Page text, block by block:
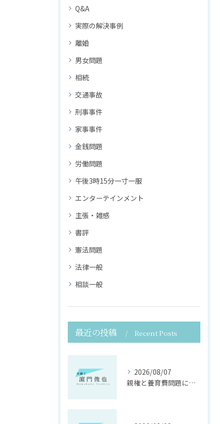
Q&A
実際の解決事例
離婚
男女問題
相続
交通事故
刑事事件
家事事件
金銭問題
労働問題
午後3時15分一寸一服
エンターテインメント
主張・雑感
書評
憲法問題
法律一般
相談一般
最近の投稿 Recent Posts
2026/08/07
親権と養育費問題に寄り添う法律支援